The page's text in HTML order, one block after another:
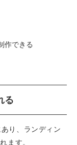
作できる
る
り、ランディン
ます。